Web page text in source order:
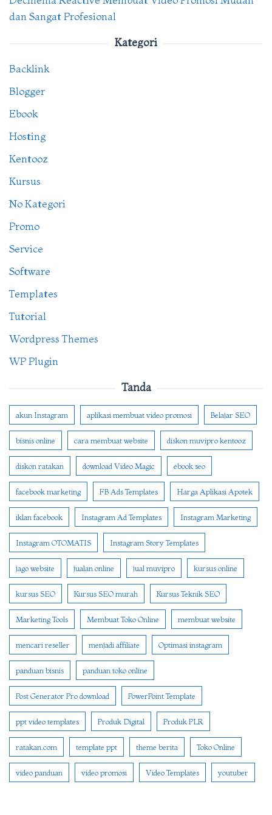
dan Sangat Profesional
Kategori
Backlink
Blogger
Ebook
Hosting
Kentooz
Kursus
No Kategori
Promo
Service
Software
Templates
Tutorial
Wordpress Themes
WP Plugin
Tanda
akun Instagram aplikasi membuat video promosi Belajar SEO
bisnis online cara membuat website diskon muvipro kentooz
diskon ratakan download Video Magic ebook seo
facebook marketing FB Ads Templates Harga Aplikasi Apotek
iklan facebook Instagram Ad Templates Instagram Marketing
Instagram OTOMATIS Instagram Story Templates
jago website jualan online jual muvipro kursus online
kursus SEO Kursus SEO murah Kursus Teknik SEO
Marketing Tools Membuat Toko Online membuat website
mencari reseller menjadi affiliate Optimasi instagram
panduan bisnis panduan toko online
Post Generator Pro download PowerPoint Template
ppt video templates Produk Digital Produk PLR
ratakan.com template ppt theme berita Toko Online
video panduan video promosi Video Templates youtuber